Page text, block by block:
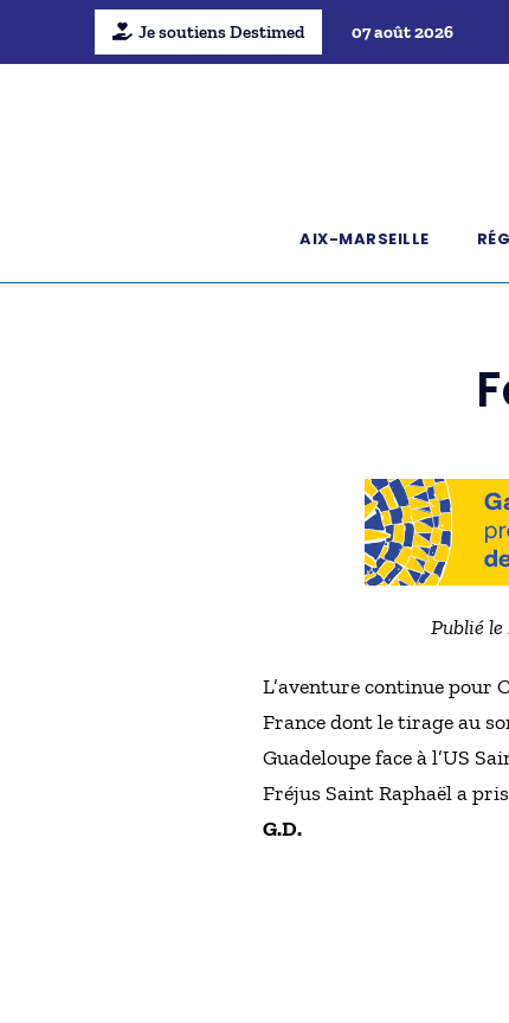
Je soutiens Destimed 07 août 2026
AIX-MARSEILLE
Publié le
L’aventure continue pour
France dont le tirage au
Guadeloupe face à l’US
Fréjus Saint Raphaël a
G.D.